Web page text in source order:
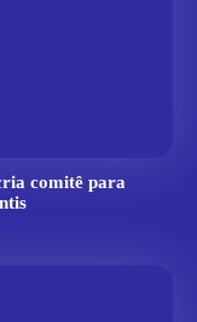
comitê para